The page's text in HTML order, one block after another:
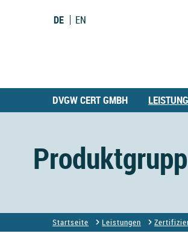
DE EN
DVGW CERT GMBH
Startseite Leistungen